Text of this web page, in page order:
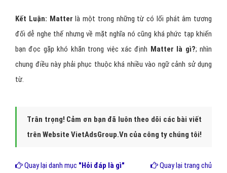
Kết Luận: Matter là một trong những từ có lối phát âm tương
đối dễ nghe thế nhưng về mặt nghĩa nó cũng khá phức tạp khiến
bạn đọc gặp khó khăn trong việc xác định Matter là gì?; nhìn
chung điều này phải phục thuộc khá nhiều vào ngữ cảnh sử dụng
từ.
Trân trọng! Cảm ơn bạn đã luôn theo dõi các bài viết
trên Website VietAdsGroup.Vn của công ty chúng tôi!
Quay lại danh mục "Hỏi đáp là gì" Quay lại trang chủ